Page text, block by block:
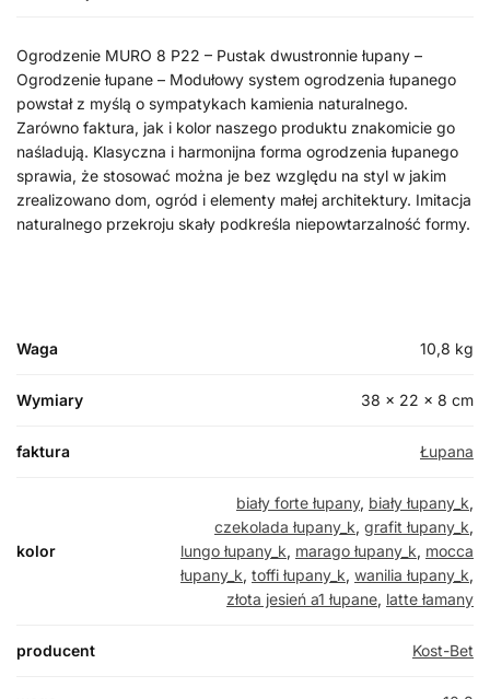
Ogrodzenie MURO 8 P22 – Pustak dwustronnie łupany –
Ogrodzenie łupane – Modułowy system ogrodzenia łupanego
powstał z myślą o sympatykach kamienia naturalnego.
Zarówno faktura, jak i kolor naszego produktu znakomicie go
naśladują. Klasyczna i harmonijna forma ogrodzenia łupanego
sprawia, że stosować można je bez względu na styl w jakim
zrealizowano dom, ogród i elementy małej architektury. Imitacja
naturalnego przekroju skały podkreśla niepowtarzalność formy.
Waga 10,8 kg
Wymiary 38 × 22 × 8 cm
faktura Łupana
kolor
biały forte łupany, biały łupany_k,
czekolada łupany_k, grafit łupany_k,
lungo łupany_k, marago łupany_k, mocca
łupany_k, toffi łupany_k, wanilia łupany_k,
złota jesień a1 łupane, latte łamany
producent Kost-Bet